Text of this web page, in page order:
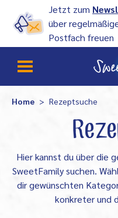
Jetzt zum
über
Postfach freuen
Home Rezeptsuche
Hier kannst du über die
SweetFamily suchen.
dir gewünschten
konkreter und